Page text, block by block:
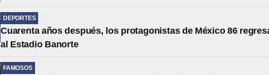
DEPORTES
Cuarenta años después, los protagonistas de México 86
al Estadio Banorte
FAMOSOS